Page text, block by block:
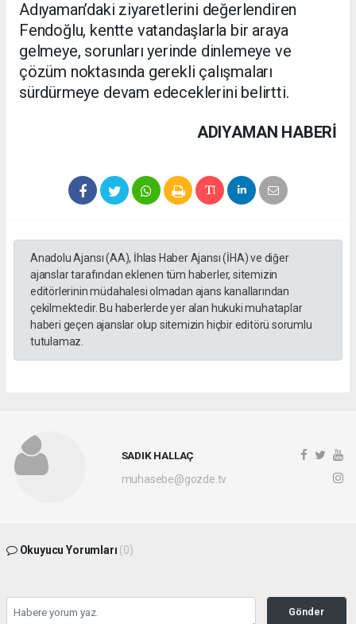
Adıyaman’daki ziyaretlerini değerlendiren
Fendoğlu, kentte vatandaşlarla bir araya
gelmeye, sorunları yerinde dinlemeye ve
çözüm noktasında gerekli çalışmaları
sürdürmeye devam edeceklerini belirtti.
ADIYAMAN HABERİ
Anadolu Ajansı (AA), İhlas Haber Ajansı (İHA) ve diğer
ajanslar tarafından eklenen tüm haberler, sitemizin
editörlerinin müdahalesi olmadan ajans kanallarından
çekilmektedir. Bu haberlerde yer alan hukuki muhataplar
haberi geçen ajanslar olup sitemizin hiçbir editörü sorumlu
tutulamaz.
SADIK HALLAÇ
muhasebe@gozde.tv
Okuyucu Yorumları (0)
Gönder